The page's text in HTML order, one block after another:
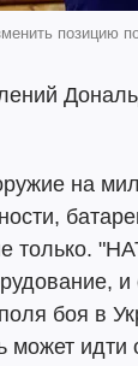
позицию
на
только.
и
боя в
может идти